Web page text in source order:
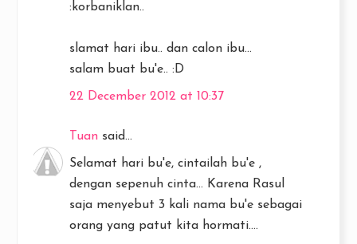
:korbaniklan..
slamat hari ibu.. dan calon ibu...
salam buat bu'e.. :D
22 December 2012 at 10:37
Tuan said...
Selamat hari bu'e, cintailah bu'e ,
dengan sepenuh cinta… Karena Rasul
saja menyebut 3 kali nama bu'e sebagai
orang yang patut kita hormati….